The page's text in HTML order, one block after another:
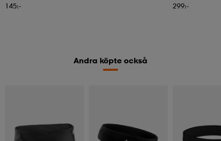
145:- 299:-
Andra köpte också